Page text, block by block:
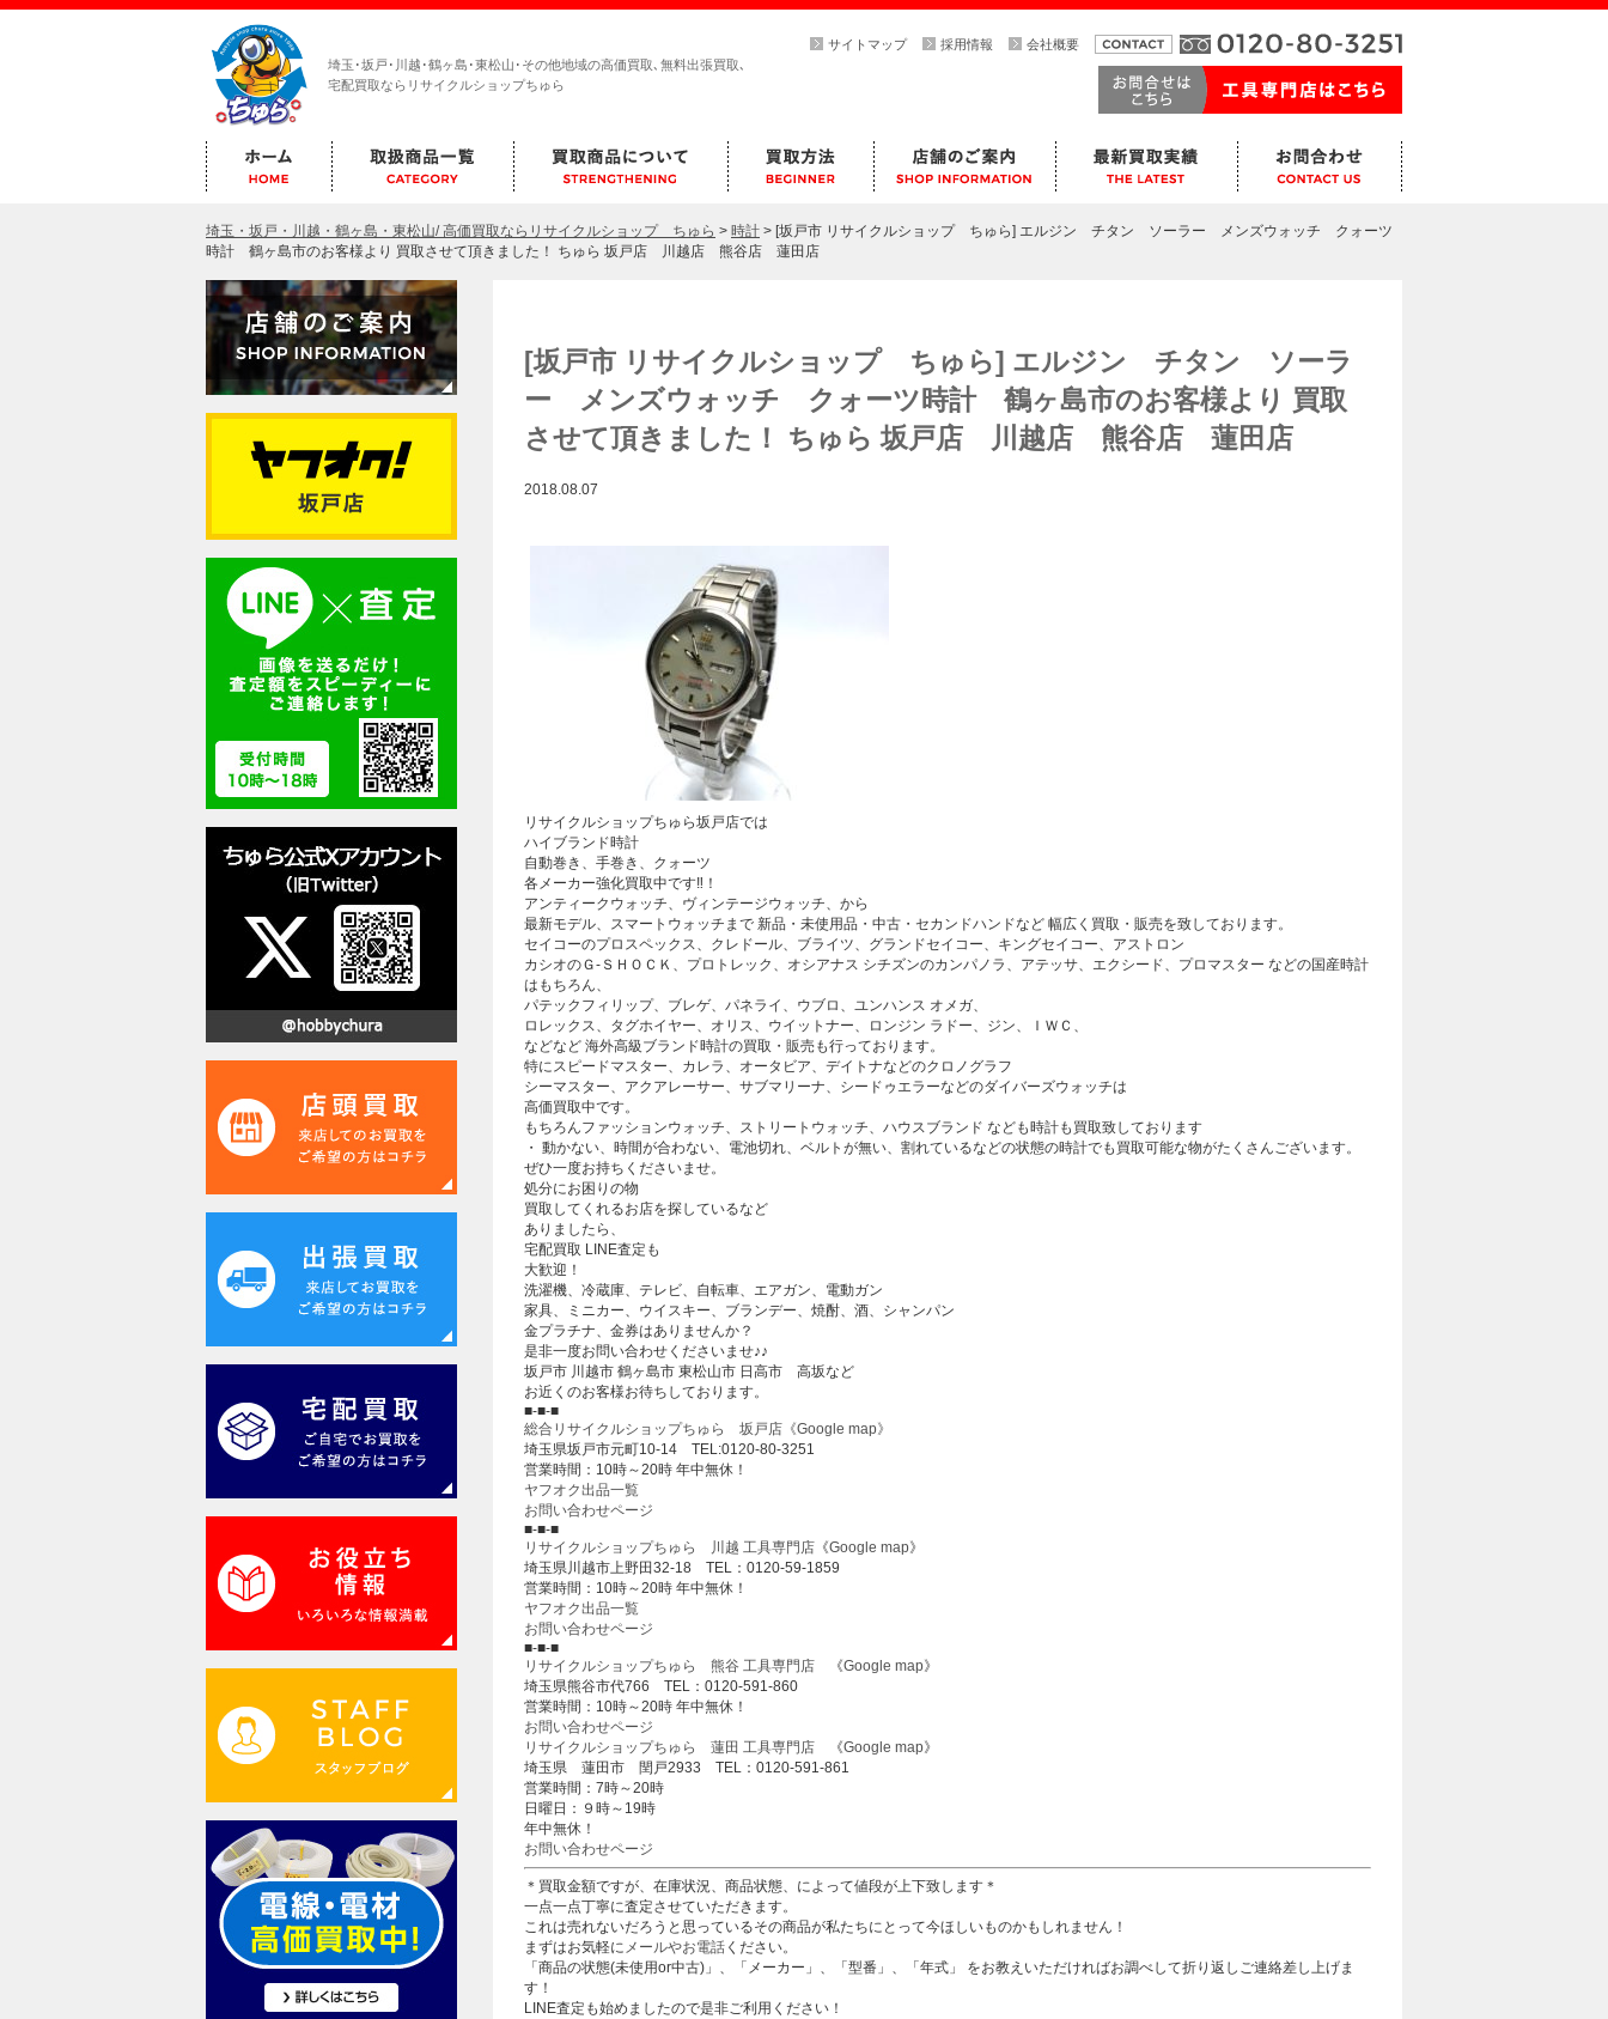
埼玉･坂戸･川越･鶴ヶ島･東松山･その他地域の高価買取､無料出張買取､
宅配買取ならリサイクルショップちゅら
サイトマップ 採用情報 会社概要
埼玉・坂戸・川越・鶴ヶ島・東松山/ 高価買取ならリサイクルショップ ちゅら > 時計 > [坂戸市 リサイクルショップ ちゅら] エルジン チタン ソーラー メンズウォッチ クォーツ
時計 鶴ヶ島市のお客様より 買取させて頂きました！ ちゅら 坂戸店 川越店 熊谷店 蓮田店
[坂戸市 リサイクルショップ ちゅら] エルジン チタン ソーラ
ー メンズウォッチ クォーツ時計 鶴ヶ島市のお客様より 買取
させて頂きました！ ちゅら 坂戸店 川越店 熊谷店 蓮田店
2018.08.07
リサイクルショップちゅら坂戸店では
ハイブランド時計
自動巻き、手巻き、クォーツ
各メーカー強化買取中です‼！
アンティークウォッチ、ヴィンテージウォッチ、から
最新モデル、スマートウォッチまで 新品・未使用品・中古・セカンドハンドなど 幅広く買取・販売を致しております。
セイコーのプロスペックス、クレドール、ブライツ、グランドセイコー、キングセイコー、アストロン
カシオのＧ-ＳＨＯＣＫ、プロトレック、オシアナス シチズンのカンパノラ、アテッサ、エクシード、プロマスター などの国産時計
はもちろん、
パテックフィリップ、ブレゲ、パネライ、ウブロ、ユンハンス オメガ、
ロレックス、タグホイヤー、オリス、ウイットナー、ロンジン ラドー、ジン、ＩＷＣ、
などなど 海外高級ブランド時計の買取・販売も行っております。
特にスピードマスター、カレラ、オータビア、デイトナなどのクロノグラフ
シーマスター、アクアレーサー、サブマリーナ、シードゥエラーなどのダイバーズウォッチは
高価買取中です。
もちろんファッションウォッチ、ストリートウォッチ、ハウスブランド なども時計も買取致しております
・ 動かない、時間が合わない、電池切れ、ベルトが無い、割れているなどの状態の時計でも買取可能な物がたくさんございます。
ぜひ一度お持ちくださいませ。
処分にお困りの物
買取してくれるお店を探しているなど
ありましたら、
宅配買取 LINE査定も
大歓迎！
洗濯機、冷蔵庫、テレビ、自転車、エアガン、電動ガン
家具、ミニカー、ウイスキー、ブランデー、焼酎、酒、シャンパン
金プラチナ、金券はありませんか？
是非一度お問い合わせくださいませ♪♪
坂戸市 川越市 鶴ヶ島市 東松山市 日高市 高坂など
お近くのお客様お待ちしております。
■-■-■
総合リサイクルショップちゅら 坂戸店 《Google map》
埼玉県坂戸市元町10-14 TEL:0120-80-3251
営業時間：10時～20時 年中無休！
ヤフオク出品一覧
お問い合わせページ
■-■-■
リサイクルショップちゅら 川越 工具専門店 《Google map》
埼玉県川越市上野田32-18 TEL：0120-59-1859
営業時間：10時～20時 年中無休！
ヤフオク出品一覧
お問い合わせページ
■-■-■
リサイクルショップちゅら 熊谷 工具専門店 《Google map》
埼玉県熊谷市代766 TEL：0120-591-860
営業時間：10時～20時 年中無休！
お問い合わせページ
リサイクルショップちゅら 蓮田 工具専門店 《Google map》
埼玉県 蓮田市 閏戸2933 TEL：0120-591-861
営業時間：7時～20時
日曜日：９時～19時
年中無休！
お問い合わせページ
＊買取金額ですが、在庫状況、商品状態、によって値段が上下致します＊
一点一点丁寧に査定させていただきます。
これは売れないだろうと思っているその商品が私たちにとって今ほしいものかもしれません！
まずはお気軽に メールやお電話 ください。
「商品の状態(未使用or中古)」、「メーカー」、「型番」、「年式」 をお教えいただければお調べして折り返しご連絡差し上げま
す！
LINE査定も始めましたので是非ご利用ください！